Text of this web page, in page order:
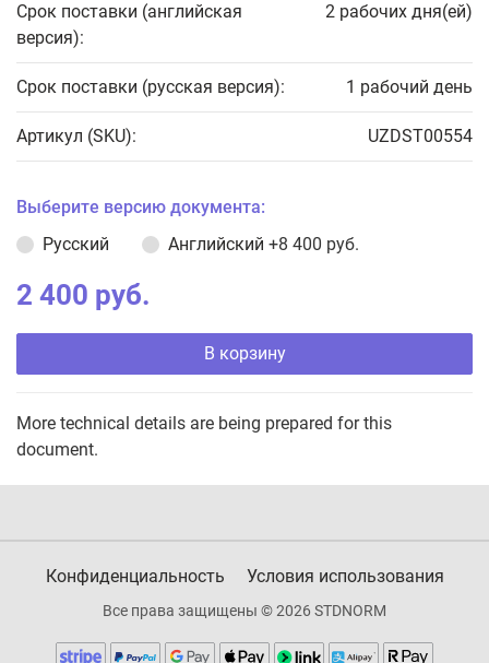
Срок поставки (английская
версия):
2 рабочих дня(ей)
Срок поставки (русская версия): 1 рабочий день
Артикул (SKU): UZDST00554
Выберите версию документа:
Русский
Английский +8 400 руб.
2 400 руб.
В корзину
More technical details are being prepared for this
document.
Конфиденциальность Условия использования
Все права защищены © 2026 STDNORM